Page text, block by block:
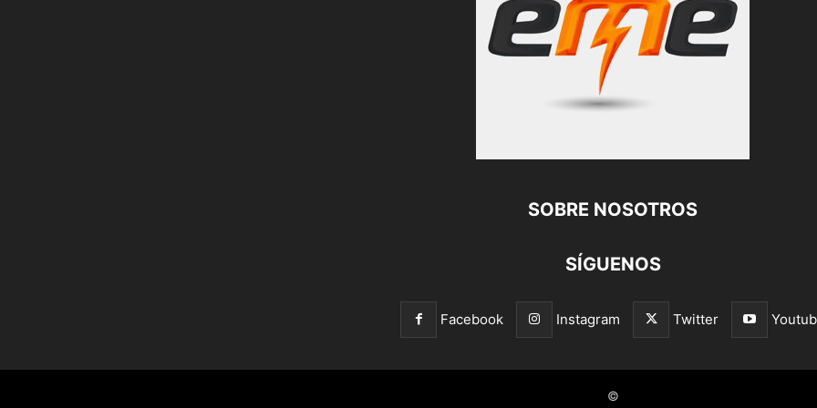
SOBRE NOSOTROS
SÍGUENOS
Facebook Instagram Twitter
©